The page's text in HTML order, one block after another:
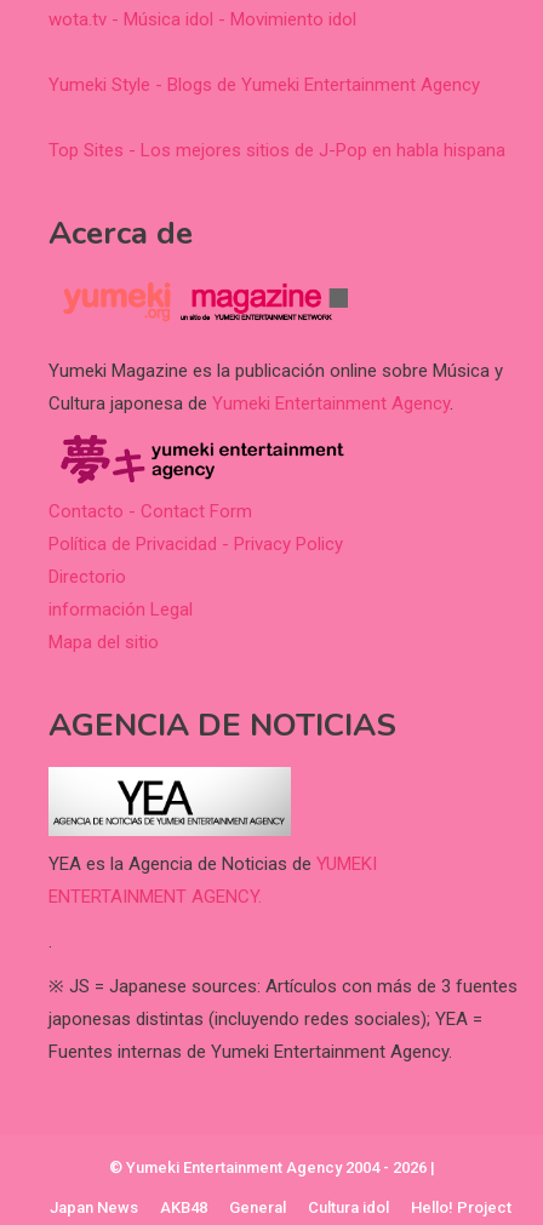
wota.tv - Música idol - Movimiento idol
Yumeki Style - Blogs de Yumeki Entertainment Agency
Top Sites - Los mejores sitios de J-Pop en habla hispana
Acerca de
Yumeki Magazine es la publicación online sobre Música y
Cultura japonesa de Yumeki Entertainment Agency.
Contacto - Contact Form
Política de Privacidad - Privacy Policy
Directorio
información Legal
Mapa del sitio
AGENCIA DE NOTICIAS
YEA es la Agencia de Noticias de YUMEKI
ENTERTAINMENT AGENCY.
.
※ JS = Japanese sources: Artículos con más de 3 fuentes
japonesas distintas (incluyendo redes sociales); YEA =
Fuentes internas de Yumeki Entertainment Agency.
© Yumeki Entertainment Agency 2004 - 2026 |
Japan News AKB48 General Cultura idol Hello! Project